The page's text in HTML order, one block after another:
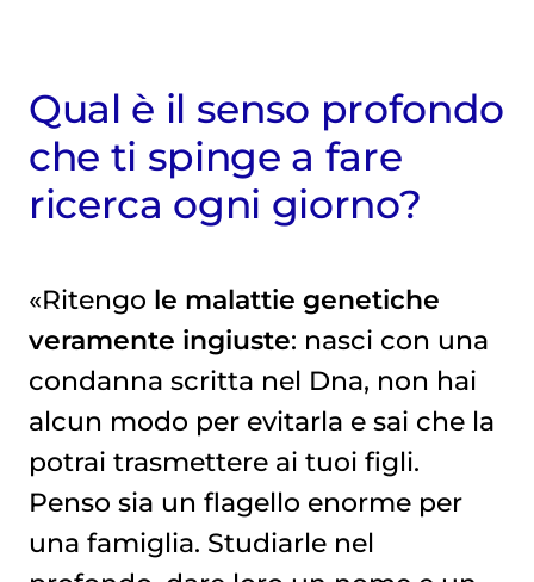
Qual è il senso profondo
che ti spinge a fare
ricerca ogni giorno?
«Ritengo le malattie genetiche
veramente ingiuste: nasci con una
condanna scritta nel Dna, non hai
alcun modo per evitarla e sai che la
potrai trasmettere ai tuoi figli.
Penso sia un flagello enorme per
una famiglia. Studiarle nel